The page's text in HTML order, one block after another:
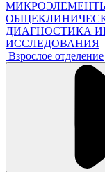
ДИАГНОСТИКА
ИССЛЕДОВАНИЯ
Взрослое отделение